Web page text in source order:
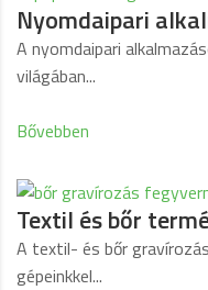
Nyomdaipari
A nyomdaipari
világában...
Bővebben
Textil és bőr
A textil- és bőr
gépeinkkel...